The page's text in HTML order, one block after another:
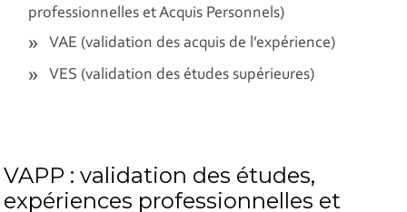
professionnelles et Acquis Personnels)
VAE (validation des acquis de l’expérience)
VES (validation des études supérieures)
VAPP : validation des études,
expériences professionnelles et